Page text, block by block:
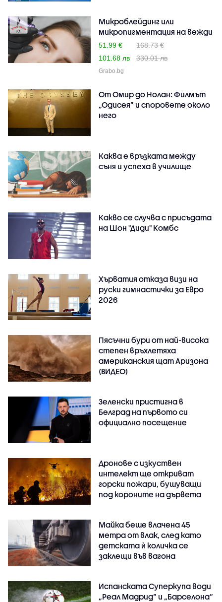
Микроблейдинг или
микропигментация на вежди
51.99 €
168.73 €
101.68 лв
330.01 лв
Grabo.bg
От Омир до Нолан: Филмът
„Одисея” и споровете около
него
Каква е връзката между
съня и успеха в училище
Какво се случва с присъдата
на Шон "Диди" Комбс
Хърватия отказа визи на
руски гимнастички за Евро
2026
Пясъчни бури от най-висока
степен връхлетяха
американския щат Аризона
(ВИДЕО)
Зеленски пристигна в
Белград на първото си
официално посещение
Дронове с изкуствен
интелект ще откриват
горски пожари, бушуващи
под короните на дървета
Майка беше влачена 45
метра от влак, след като
детската ѝ количка се
заклещи във вагона
Испанската Суперкупа води
„Реал Мадрид“ и „Барселона“